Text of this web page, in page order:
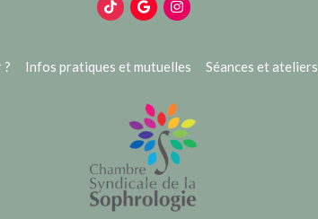
? Infos pratiques et mutuelles Séances et ateliers